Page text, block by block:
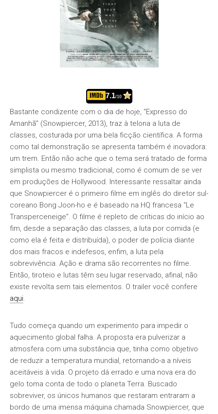
7.1/10
Bastante condizente com o dia de hoje, “Expresso do
Amanhã” (Snowpiercer, 2013), traz à telona a luta de
classes, costurada por uma bela ficção científica. A forma
como tal demonstração se apresenta também é inovadora:
um trem. Então não ache que o tema será tratado de forma
simplista ou mesmo tradicional, como é comum de se ver
em produções de Hollywood. Interessante ressaltar ainda
que Snowpiercer é o primeiro filme em inglês do diretor sul-
coreano Bong Joon-ho e é baseado na HQ francesa “Le
Transperceneige”. O filme é repleto de críticas do início ao
fim, desde a separação das classes, a luta por comida (e
como ela é feita e distribuída), o poder de polícia diante
dos mais fracos e indefesos, enfim, a luta pela
sobrevivência. Ação e drama são recorrentes no filme.
Então, tiroteio e lutas têm seu lugar reservado, afinal, não
existe revolta sem tais elementos. O trailer você confere
aqui.
Tudo começa quando um experimento para impedir o
aquecimento global falha. A proposta era pulverizar a
atmosfera com uma substância que, tinha como objetivo
de reduzir a temperatura mundial, retornando-a a níveis
aceitáveis à vida. O projeto dá errado e uma nova era do
gelo toma conta de todo o planeta Terra. Buscado
sobreviver, os únicos humanos que restaram entraram a
bordo de uma imensa máquina chamada Snowpiercer, que